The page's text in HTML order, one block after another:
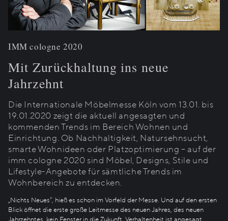
IMM cologne 2020
Mit Zurückhaltung ins neue
Jahrzehnt
Die Internationale Möbelmesse Köln vom 13.01. bis
19.01.2020 zeigt die aktuell angesagten und
kommenden Trends im Bereich Wohnen und
Einrichtung. Ob Nachhaltigkeit, Natursehnsucht,
smarte Wohnideen oder Platzoptimierung – auf der
imm cologne 2020 sind Möbel, Designs, Stile und
Lifestyle-Angebote für sämtliche Trends im
Wohnbereich zu entdecken.
„Nichts Neues“, hieß es schon im Vorfeld der Messe. Und auf den ersten
Blick öffnet die erste große Leitmesse des neuen Jahres, des neuen